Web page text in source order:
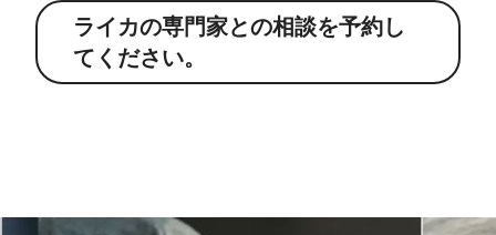
ライカの専門家との相談を予約し
てください。